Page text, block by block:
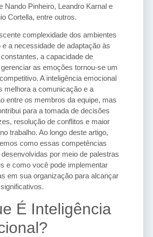
Nando Pinheiro, Leandro Karnal e
Cortella, entre outros.
complexidade dos ambientes
e a necessidade de adaptação às
a capacidade de
as emoções tornou-se um
A inteligência emocional
melhora a comunicação e a
entre os membros da equipe, mas
para a tomada de decisões
resolução de conflitos e maior
trabalho. Ao longo deste artigo,
como essas competências
por meio de palestras
e como você pode implementar
em sua organização para alcançar
É Inteligência